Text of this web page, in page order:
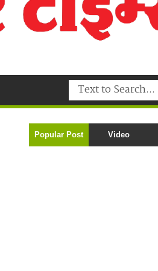
Popular Post Video